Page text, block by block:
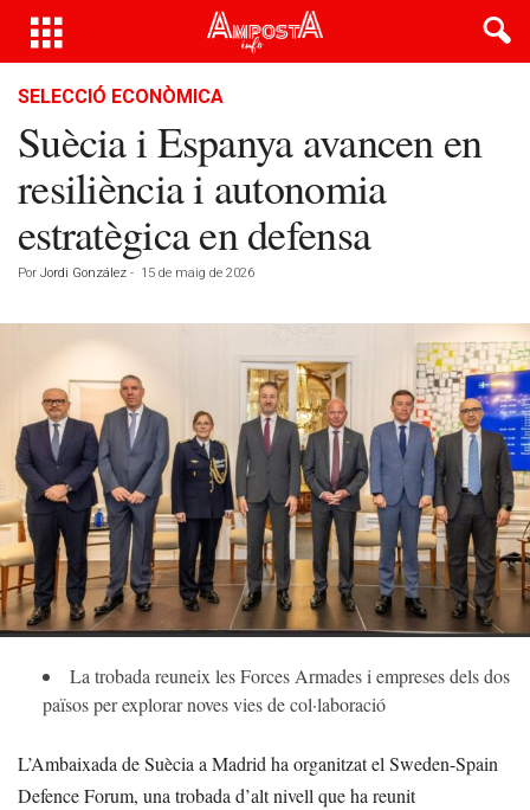
SELECCIÓ ECONÒMICA
Suècia i Espanya avancen en
resiliència i autonomia
estratègica en defensa
Por Jordi González - 15 de maig de 2026
La trobada reuneix les Forces Armades i empreses dels dos
països per explorar noves vies de col·laboració
L’Ambaixada de Suècia a Madrid ha organitzat el Sweden-Spain
Defence Forum, una trobada d’alt nivell que ha reunit